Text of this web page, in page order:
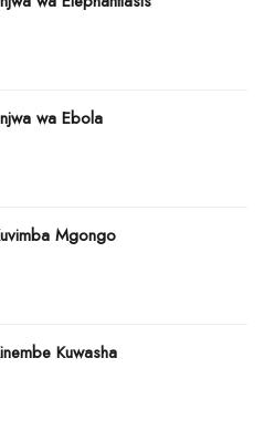
wa Ebola
Mgongo
Kuwasha